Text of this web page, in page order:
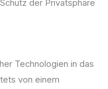
der Privatsphäre
Technologien in das
von einem